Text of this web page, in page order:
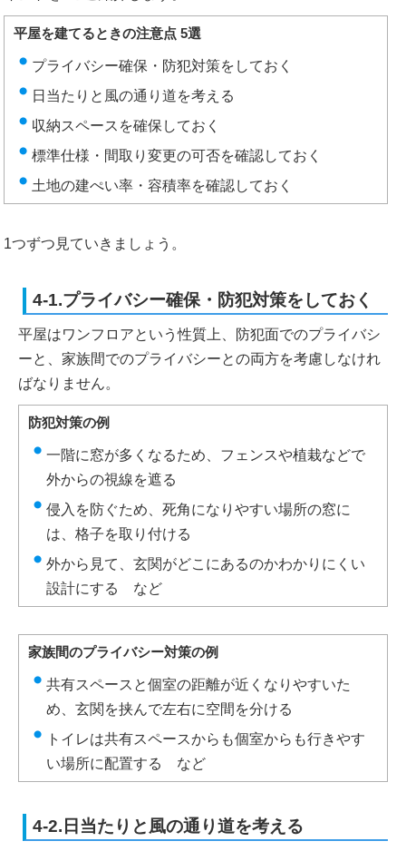
平屋を建てるときの注意点 5選
プライバシー確保・防犯対策をしておく
日当たりと風の通り道を考える
収納スペースを確保しておく
標準仕様・間取り変更の可否を確認しておく
土地の建ぺい率・容積率を確認しておく
1つずつ見ていきましょう。
4-1.プライバシー確保・防犯対策をしておく
平屋はワンフロアという性質上、防犯面でのプライバシ
ーと、家族間でのプライバシーとの両方を考慮しなけれ
ばなりません。
防犯対策の例
一階に窓が多くなるため、フェンスや植栽などで
外からの視線を遮る
侵入を防ぐため、死角になりやすい場所の窓に
は、格子を取り付ける
外から見て、玄関がどこにあるのかわかりにくい
設計にする など
家族間のプライバシー対策の例
共有スペースと個室の距離が近くなりやすいた
め、玄関を挟んで左右に空間を分ける
トイレは共有スペースからも個室からも行きやす
い場所に配置する など
4-2.日当たりと風の通り道を考える